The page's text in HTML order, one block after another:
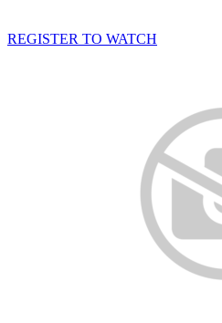
REGISTER TO WATCH